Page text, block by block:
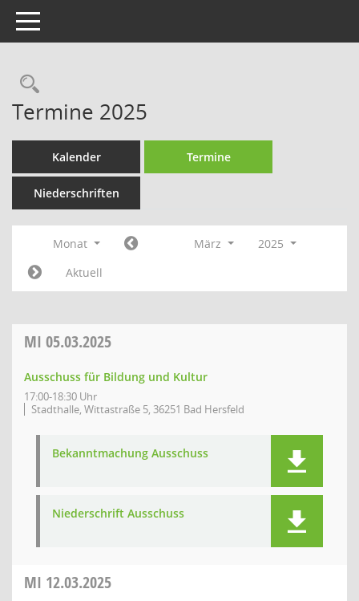
Toggle navigation
Rechercheauswahl
Termine 2025
Kalender Termine
Niederschriften
Monat März
2025
Aktuell
MI 05.03.2025
Ausschuss für Bildung und Kultur
17:00-18:30 Uhr
Stadthalle, Wittastraße 5, 36251 Bad Hersfeld
Bekanntmachung Ausschuss
Niederschrift Ausschuss
MI 12.03.2025